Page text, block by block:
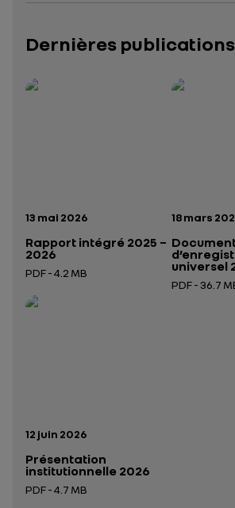
Dernières publications
Date de publication:
13 mai 2026
Rapport intégré 2025 –
2026
PDF - 4.2 MB
Ouverture dans un nouvel onglet
Rapport intégré 2025 – 2026—
Date de
18 mars
universel
PDF - 36.7
Date de publication:
12 juin 2026
Présentation
institutionnelle 2026
PDF - 4.7 MB
Présentation institutionnelle 2026